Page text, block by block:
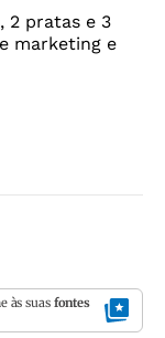
2 pratas e 3
marketing e
às suas fontes